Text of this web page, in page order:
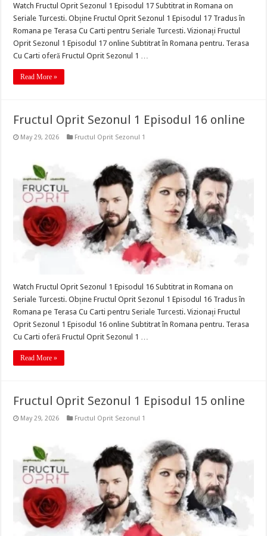
Watch Fructul Oprit Sezonul 1 Episodul 17 Subtitrat in Romana on
Seriale Turcesti. Obține Fructul Oprit Sezonul 1 Episodul 17 Tradus în
Romana pe Terasa Cu Carti pentru Seriale Turcesti. Vizionați Fructul
Oprit Sezonul 1 Episodul 17 online Subtitrat în Romana pentru. Terasa
Cu Carti oferă Fructul Oprit Sezonul 1 …
Read More »
Fructul Oprit Sezonul 1 Episodul 16 online
May 29, 2026 Fructul Oprit Sezonul 1
Watch Fructul Oprit Sezonul 1 Episodul 16 Subtitrat in Romana on
Seriale Turcesti. Obține Fructul Oprit Sezonul 1 Episodul 16 Tradus în
Romana pe Terasa Cu Carti pentru Seriale Turcesti. Vizionați Fructul
Oprit Sezonul 1 Episodul 16 online Subtitrat în Romana pentru. Terasa
Cu Carti oferă Fructul Oprit Sezonul 1 …
Read More »
Fructul Oprit Sezonul 1 Episodul 15 online
May 29, 2026 Fructul Oprit Sezonul 1